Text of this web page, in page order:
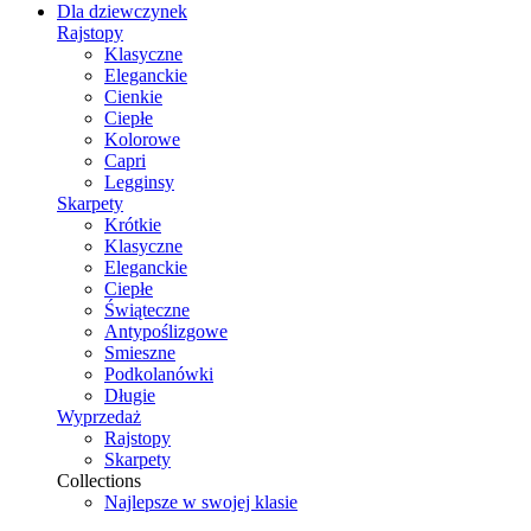
Dla dziewczynek
Rajstopy
Klasyczne
Eleganckie
Cienkie
Ciepłe
Kolorowe
Capri
Legginsy
Skarpety
Krótkie
Klasyczne
Eleganckie
Ciepłe
Świąteczne
Antypoślizgowe
Smieszne
Podkolanówki
Długie
Wyprzedaż
Rajstopy
Skarpety
Collections
Najlepsze w swojej klasie